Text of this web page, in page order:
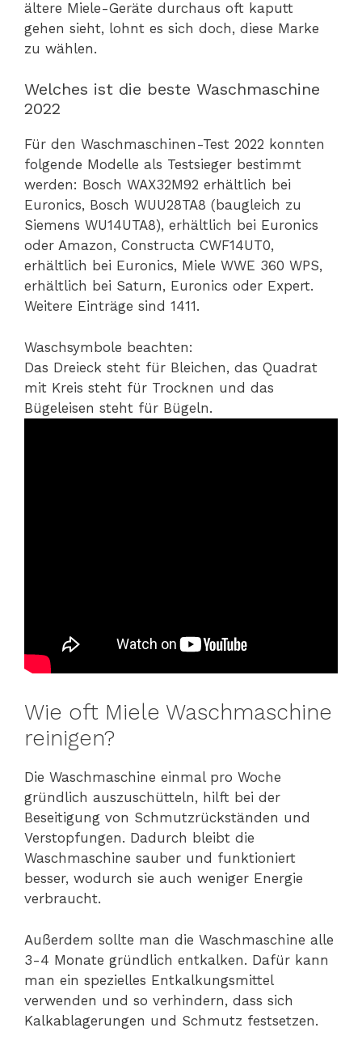
ältere Miele-Geräte durchaus oft kaputt
gehen sieht, lohnt es sich doch, diese Marke
zu wählen.
Welches ist die beste Waschmaschine
2022
Für den Waschmaschinen-Test 2022 konnten
folgende Modelle als Testsieger bestimmt
werden: Bosch WAX32M92 erhältlich bei
Euronics, Bosch WUU28TA8 (baugleich zu
Siemens WU14UTA8), erhältlich bei Euronics
oder Amazon, Constructa CWF14UT0,
erhältlich bei Euronics, Miele WWE 360 WPS,
erhältlich bei Saturn, Euronics oder Expert.
Weitere Einträge sind 1411.
Waschsymbole beachten:
Das Dreieck steht für Bleichen, das Quadrat
mit Kreis steht für Trocknen und das
Bügeleisen steht für Bügeln.
Wie oft Miele Waschmaschine
reinigen?
Die Waschmaschine einmal pro Woche
gründlich auszuschütteln, hilft bei der
Beseitigung von Schmutzrückständen und
Verstopfungen. Dadurch bleibt die
Waschmaschine sauber und funktioniert
besser, wodurch sie auch weniger Energie
verbraucht.
Außerdem sollte man die Waschmaschine alle
3-4 Monate gründlich entkalken. Dafür kann
man ein spezielles Entkalkungsmittel
verwenden und so verhindern, dass sich
Kalkablagerungen und Schmutz festsetzen.